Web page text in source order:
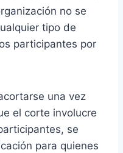
no se
tipo de
participantes por
una vez
el corte involucre
se
para quienes